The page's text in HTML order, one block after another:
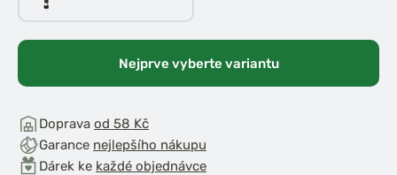
Nejprve vyberte variantu
Doprava od 58 Kč
Garance nejlepšího nákupu
Dárek ke každé objednávce